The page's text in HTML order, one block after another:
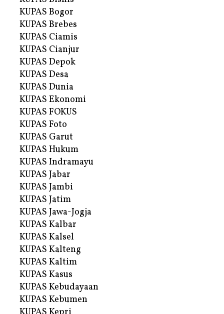
KUPAS Bogor
KUPAS Brebes
KUPAS Ciamis
KUPAS Cianjur
KUPAS Depok
KUPAS Desa
KUPAS Dunia
KUPAS Ekonomi
KUPAS FOKUS
KUPAS Foto
KUPAS Garut
KUPAS Hukum
KUPAS Indramayu
KUPAS Jabar
KUPAS Jambi
KUPAS Jatim
KUPAS Jawa-Jogja
KUPAS Kalbar
KUPAS Kalsel
KUPAS Kalteng
KUPAS Kaltim
KUPAS Kasus
KUPAS Kebudayaan
KUPAS Kebumen